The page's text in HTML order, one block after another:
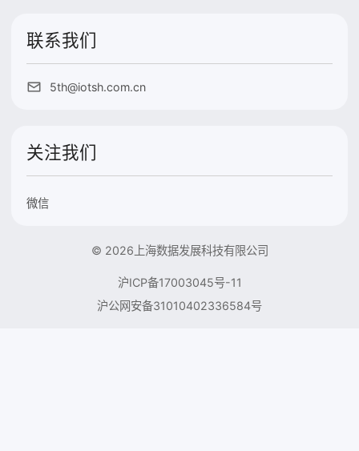
联系我们
5th@iotsh.com.cn
关注我们
微信
© 2026上海数据发展科技有限公司
沪ICP备17003045号-11
沪公网安备31010402336584号